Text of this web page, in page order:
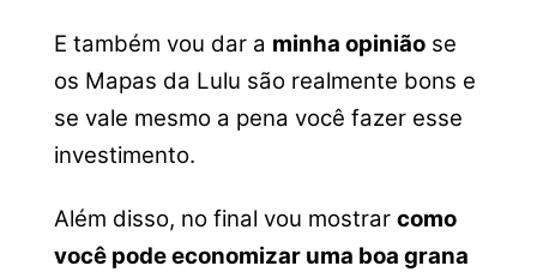
E também vou dar a minha opiniãose
os Mapas da Lulu são realmente bons e
se vale mesmo a pena você fazer esse
investimento.
Além disso, no final vou mostrar como
você pode economizar uma boa grana